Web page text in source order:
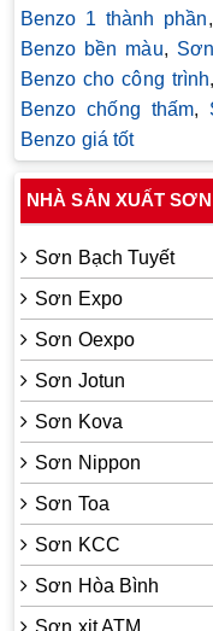
Benzo 1 thành phần,
Benzo bền màu,
Benzo cho công trình,
Benzo chống thấm,
Benzo giá tốt
NHÀ SẢN XUẤT SƠN
Sơn Bạch Tuyết
Sơn Expo
Sơn Oexpo
Sơn Jotun
Sơn Kova
Sơn Nippon
Sơn Toa
Sơn KCC
Sơn Hòa Bình
Sơn xịt ATM